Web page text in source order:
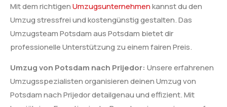
Mit dem richtigenUmzugsunternehmenkannst du den
Umzug stressfrei und kostengünstig gestalten. Das
Umzugsteam Potsdam aus Potsdam bietet dir
professionelle Unterstützung zu einem fairen Preis.
Umzug von Potsdam nach Prijedor: Unsere erfahrenen
Umzugsspezialisten organisieren deinen Umzug von
Potsdam nach Prijedor detailgenau und effizient. Mit